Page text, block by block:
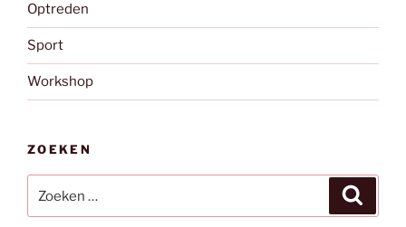
Optreden
Sport
Workshop
ZOEKEN
naar: